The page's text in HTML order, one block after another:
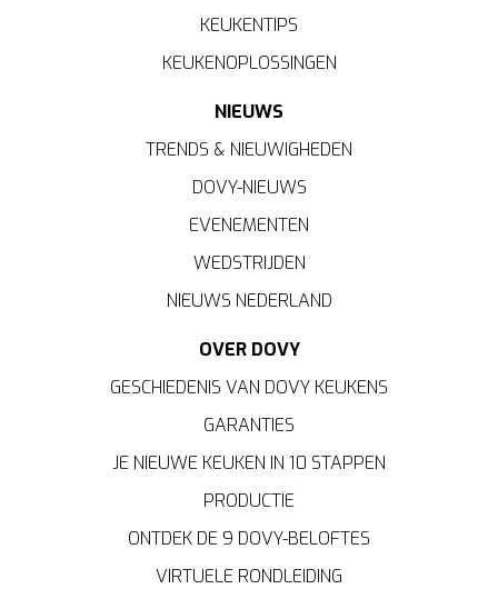
KEUKENTIPS
KEUKENOPLOSSINGEN
NIEUWS
TRENDS & NIEUWIGHEDEN
DOVY-NIEUWS
EVENEMENTEN
WEDSTRIJDEN
NIEUWS NEDERLAND
OVER DOVY
GESCHIEDENIS VAN DOVY KEUKENS
GARANTIES
JE NIEUWE KEUKEN IN 10 STAPPEN
PRODUCTIE
ONTDEK DE 9 DOVY-BELOFTES
VIRTUELE RONDLEIDING